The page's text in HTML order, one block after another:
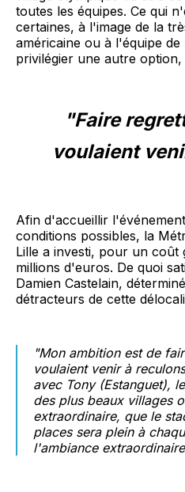
toutes les équipes. Ce qui
certaines, à l'image de la
américaine ou à l'équipe
privilégier une autre
"Faire
voulaient
Afin d'accueillir
conditions possibles, la
Lille a investi, pour un coût
millions d'euros. De quoi
Damien Castelain,
détracteurs de cette
"Mon ambition est de
voulaient venir à
avec Tony (Estanguet),
des plus beaux villages
extraordinaire, que le
places sera plein à
l'ambiance